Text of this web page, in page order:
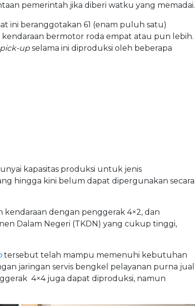
pemerintah jika diberi watku yang memadai.
ini beranggotakan 61 (enam puluh satu)
bermotor roda empat atau pun lebih.
pick-upselama ini diproduksi oleh beberapa
kapasitas produksi untuk jenis
hingga kini belum dapat dipergunakan secara
dengan penggerak 4×2, dan
Dalam Negeri (TKDN) yang cukup tinggi,
tersebut telah mampu memenuhi kebutuhan
jaringan servis bengkel pelayanan purna jual
4×4 juga dapat diproduksi, namun